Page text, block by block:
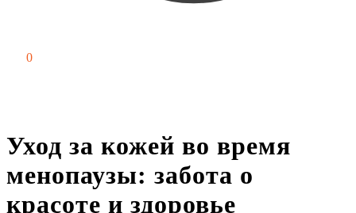
0
Уход за кожей во время
менопаузы: забота о
красоте и здоровье